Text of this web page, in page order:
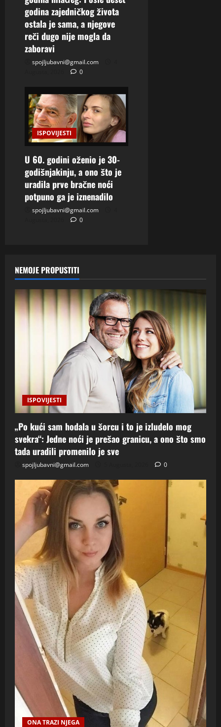
godina zajedničkog života
ostala je sama, a njegove
reči dugo nije mogla da
zaboravi
spojljubavni@gmail.com
0
ISPOVIJESTI
U 60. godini oženio je 30-
godišnjakinju, a ono što je
uradila prve bračne noći
potpuno ga je iznenadilo
spojljubavni@gmail.com
0
NEMOJE PROPUSTITI
ISPOVIJESTI
„Po kući sam hodala u šorcu i to je izludelo mog
svekra“: Jedne noći je prešao granicu, a ono što smo
tada uradili promenilo je sve
spojljubavni@gmail.com 0
ONA TRAZI NJEGA